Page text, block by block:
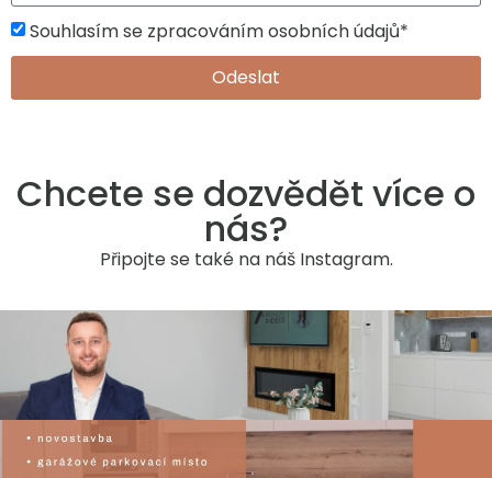
Souhlasím se zpracováním osobních údajů*
Odeslat
Chcete se dozvědět více o
nás?
Připojte se také na náš Instagram.